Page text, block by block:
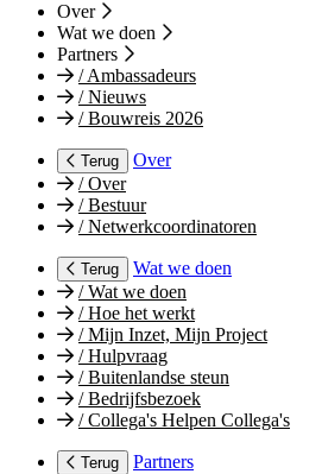
Over
Wat we doen
Partners
/Ambassadeurs
/Nieuws
/Bouwreis 2026
Terug
Over
/Over
/Bestuur
/Netwerkcoordinatoren
Terug
Wat we doen
/Wat we doen
/Hoe het werkt
/Mijn Inzet, Mijn Project
/Hulpvraag
/Buitenlandse steun
/Bedrijfsbezoek
/Collega's Helpen Collega's
Terug
Partners